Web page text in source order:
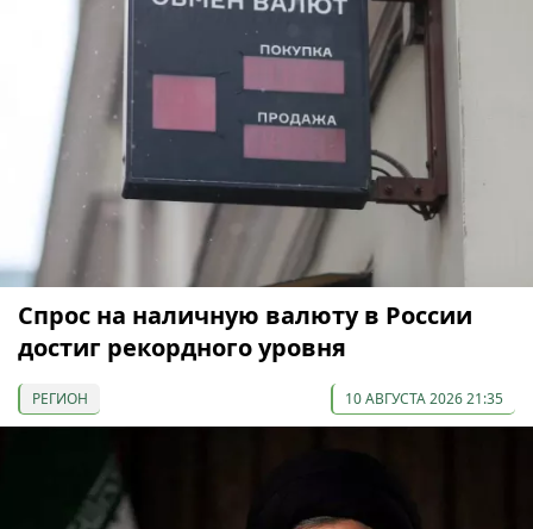
Спрос на наличную валюту в России
достиг рекордного уровня
РЕГИОН 10 АВГУСТА 2026 21:35